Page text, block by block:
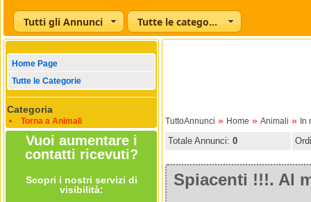
Tutti gli Annunci Tutte le categorie
Home Page
Tutte le Categorie
Categoria
Torna a Animali
Vuoi aumentare i
contatti ricevuti?
Scopri i nostri servizi di
visibilità:
TuttoAnnunci » Home » Animali » In
Totale Annunci: 0
Spiacenti !!!. Al